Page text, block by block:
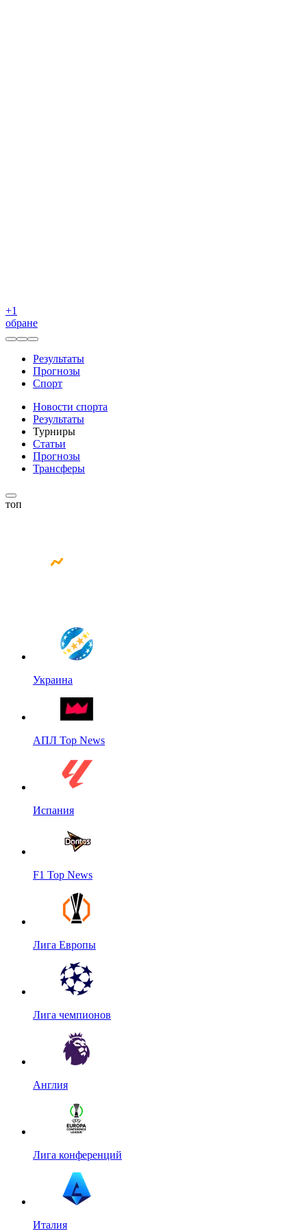
+1
обране
Результаты
Прогнозы
Спорт
Новости спорта
Результаты
Турниры
Статьи
Прогнозы
Трансферы
топ
Украина
АПЛ Top News
Испания
F1 Top News
Лига Европы
Лига чемпионов
Англия
Лига конференций
Италия